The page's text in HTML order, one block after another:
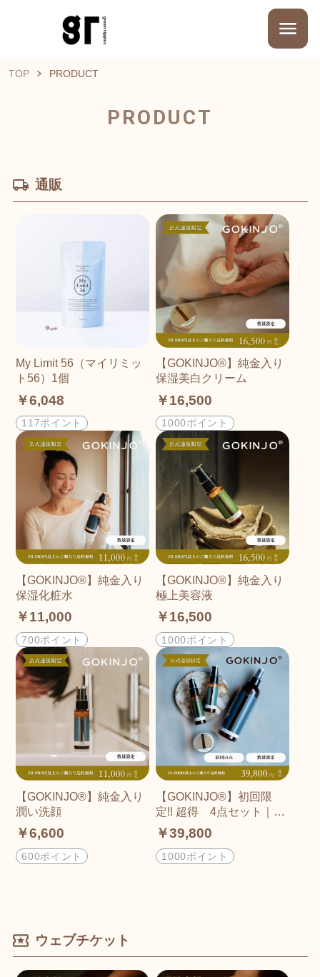
TOP PRODUCT
PRODUCT
通販
My Limit 56（マイリミッ
ト56）1個
￥6,048
117ポイント
【GOKINJO®︎】純金入り
保湿美白クリーム
￥16,500
1000ポイント
【GOKINJO®︎】純金入り
保湿化粧水
￥11,000
700ポイント
【GOKINJO®︎】純金入り
極上美容液
￥16,500
1000ポイント
【GOKINJO®︎】純金入り
潤い洗顔
￥6,600
600ポイント
【GOKINJO®︎】初回限
定!! 超得 4点セット｜洗
顔・化粧水・美容液・ク
リーム
￥39,800
1000ポイント
ウェブチケット